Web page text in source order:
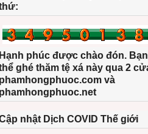
phúc được chào đón.
ghé thăm tệ xá này qua 2
và
nhật Dịch COVID Thế giới